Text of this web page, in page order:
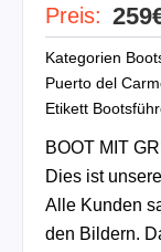
Preis:
Kategorien
Puerto del
Etikett
BOOT MIT
Dies ist
Alle Kunden
den Bildern.